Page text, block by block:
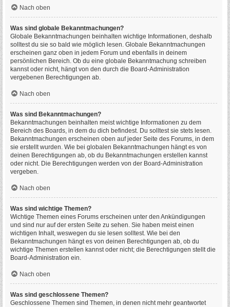
Nach oben
Was sind globale Bekanntmachungen?
Globale Bekanntmachungen beinhalten wichtige Informationen, deshalb
solltest du sie so bald wie möglich lesen. Globale Bekanntmachungen
erscheinen ganz oben in jedem Forum und ebenfalls in deinem
persönlichen Bereich. Ob du eine globale Bekanntmachung schreiben
kannst oder nicht, hängt von den durch die Board-Administration
vergebenen Berechtigungen ab.
Nach oben
Was sind Bekanntmachungen?
Bekanntmachungen beinhalten meist wichtige Informationen zu dem
Bereich des Boards, in dem du dich befindest. Du solltest sie stets lesen.
Bekanntmachungen erscheinen oben auf jeder Seite des Forums, in dem
sie erstellt wurden. Wie bei globalen Bekanntmachungen hängt es von
deinen Berechtigungen ab, ob du Bekanntmachungen erstellen kannst
oder nicht. Die Berechtigungen werden von der Board-Administration
vergeben.
Nach oben
Was sind wichtige Themen?
Wichtige Themen eines Forums erscheinen unter den Ankündigungen
und sind nur auf der ersten Seite zu sehen. Sie haben meist einen
wichtigen Inhalt, weswegen du sie lesen solltest. Wie bei den
Bekanntmachungen hängt es von deinen Berechtigungen ab, ob du
wichtige Themen erstellen kannst oder nicht; die Berechtigungen stellt die
Board-Administration ein.
Nach oben
Was sind geschlossene Themen?
Geschlossene Themen sind Themen, in denen nicht mehr geantwortet